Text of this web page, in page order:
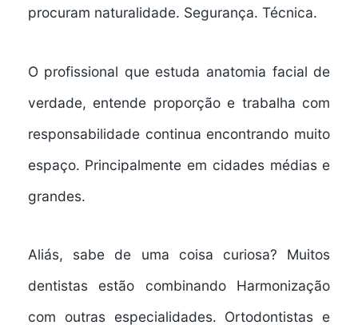
procuram naturalidade. Segurança. Técnica.
O profissional que estuda anatomia facial de
verdade, entende proporção e trabalha com
responsabilidade continua encontrando muito
espaço. Principalmente em cidades médias e
grandes.
Aliás, sabe de uma coisa curiosa? Muitos
dentistas estão combinando Harmonização
com outras especialidades. Ortodontistas e